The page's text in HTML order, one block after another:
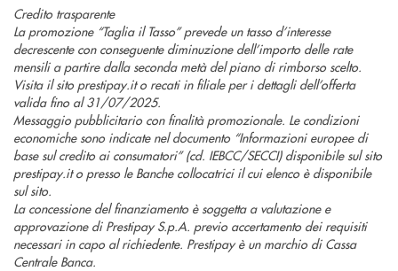
Credito trasparente
La promozione “Taglia il Tasso” prevede un tasso d’interesse
decrescente con conseguente diminuzione dell’importo delle rate
mensili a partire dalla seconda metà del piano di rimborso scelto.
Visita il sito prestipay.it o recati in filiale per i dettagli dell’offerta
valida fino al 31/07/2025.
Messaggio pubblicitario con finalità promozionale. Le condizioni
economiche sono indicate nel documento “Informazioni europee di
base sul credito ai consumatori” (cd. IEBCC/SECCI) disponibile sul sito
prestipay.it o presso le Banche collocatrici il cui elenco è disponibile
sul sito.
La concessione del finanziamento è soggetta a valutazione e
approvazione di Prestipay S.p.A. previo accertamento dei requisiti
necessari in capo al richiedente. Prestipay è un marchio di Cassa
Centrale Banca.